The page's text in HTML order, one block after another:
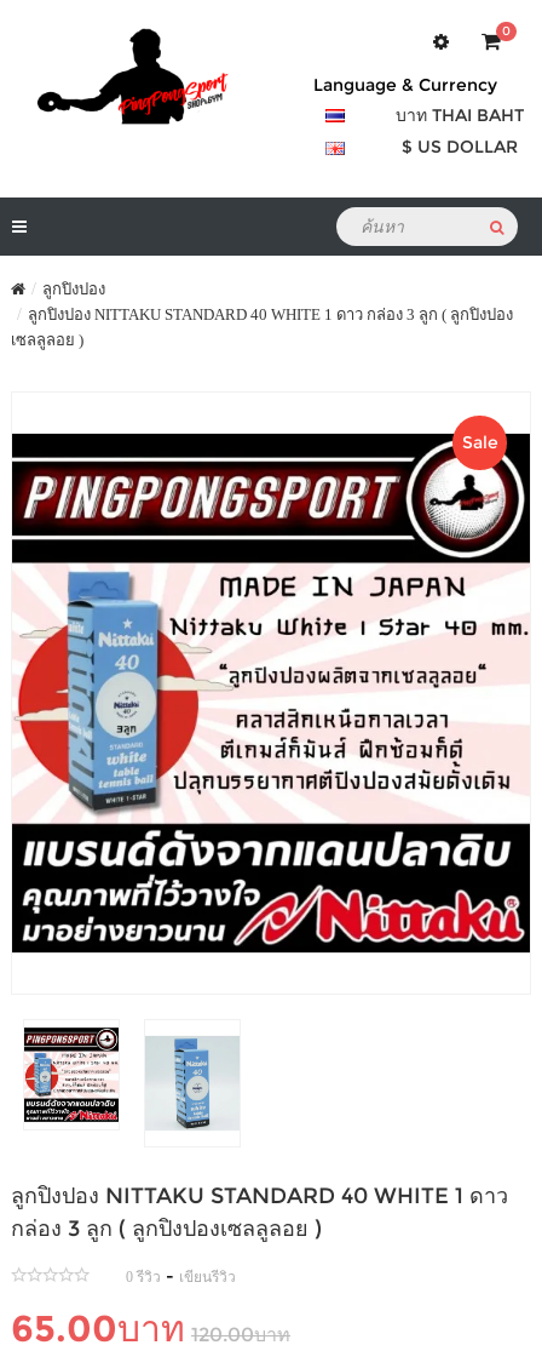
0
Language & Currency
บาท THAI BAHT
$ US DOLLAR
ลูกปิงปอง
ลูกปิงปอง NITTAKU STANDARD 40 WHITE 1 ดาว กล่อง 3 ลูก ( ลูกปิงปอง
เซลลูลอย )
Sale
ลูกปิงปอง NITTAKU STANDARD 40 WHITE 1 ดาว
กล่อง 3 ลูก ( ลูกปิงปองเซลลูลอย )
0 รีวิว - เขียนรีวิว
65.00บาท 120.00บาท